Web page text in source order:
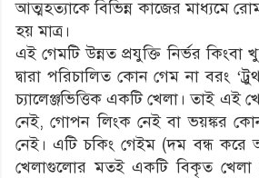
আত্মহত্যাকে বিভিন্ন কাজের মাধ্যমে
হয় মাত্র।
এই গেমটি উন্নত প্রযুক্তি নির্ভর কিংবা
দ্বারা পরিচালিত কোন গেম না বরং
চ্যালেঞ্জভিত্তিক একটি খেলা। তাই এই
নেই, গোপন লিংক নেই বা ভয়ঙ্কর
নেই। এটি চকিং গেইম (দম বন্ধ
খেলাগুলোর মতই একটি বিকৃত খেলা